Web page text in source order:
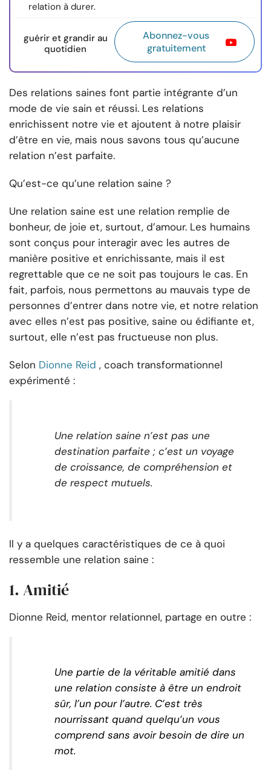
relation à durer.
guérir et grandir au
quotidien
Abonnez-vous
gratuitement
Des relations saines font partie intégrante d’un
mode de vie sain et réussi. Les relations
enrichissent notre vie et ajoutent à notre plaisir
d’être en vie, mais nous savons tous qu’aucune
relation n’est parfaite.
Qu’est-ce qu’une relation saine ?
Une relation saine est une relation remplie de
bonheur, de joie et, surtout, d’amour. Les humains
sont conçus pour interagir avec les autres de
manière positive et enrichissante, mais il est
regrettable que ce ne soit pas toujours le cas. En
fait, parfois, nous permettons au mauvais type de
personnes d’entrer dans notre vie, et notre relation
avec elles n’est pas positive, saine ou édifiante et,
surtout, elle n’est pas fructueuse non plus.
Selon Dionne Reid , coach transformationnel
expérimenté :
Une relation saine n’est pas une
destination parfaite ; c’est un voyage
de croissance, de compréhension et
de respect mutuels.
Il y a quelques caractéristiques de ce à quoi
ressemble une relation saine :
1. Amitié
Dionne Reid, mentor relationnel, partage en outre :
Une partie de la véritable amitié dans
une relation consiste à être un endroit
sûr, l’un pour l’autre. C’est très
nourrissant quand quelqu’un vous
comprend sans avoir besoin de dire un
mot.